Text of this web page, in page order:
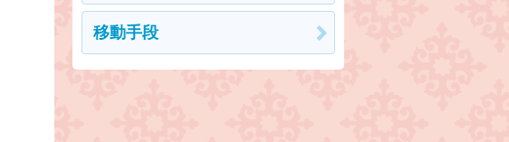
移動手段